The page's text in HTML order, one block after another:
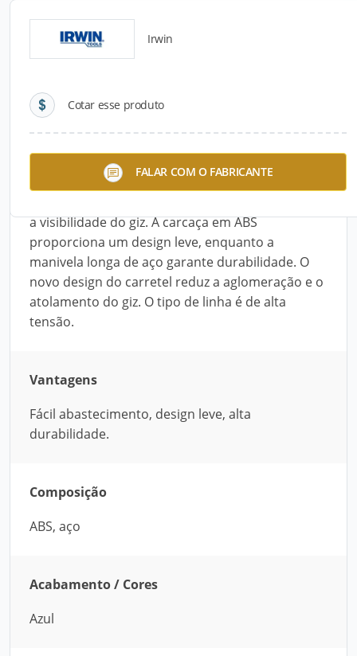
Irwin
Cotar esse produto
FALAR COM O FABRICANTE
Detalhes do produto
Descrição do Produto
O jogo de carretel de linha com giz azul Speedline
Irwin possui um formato de prumo para uso
a visibilidade do giz. A carcaça em ABS
proporciona um design leve, enquanto a
manivela longa de aço garante durabilidade. O
novo design do carretel reduz a aglomeração e o
atolamento do giz. O tipo de linha é de alta
tensão.
Vantagens
Fácil abastecimento, design leve, alta
durabilidade.
Composição
ABS, aço
Acabamento / Cores
Azul